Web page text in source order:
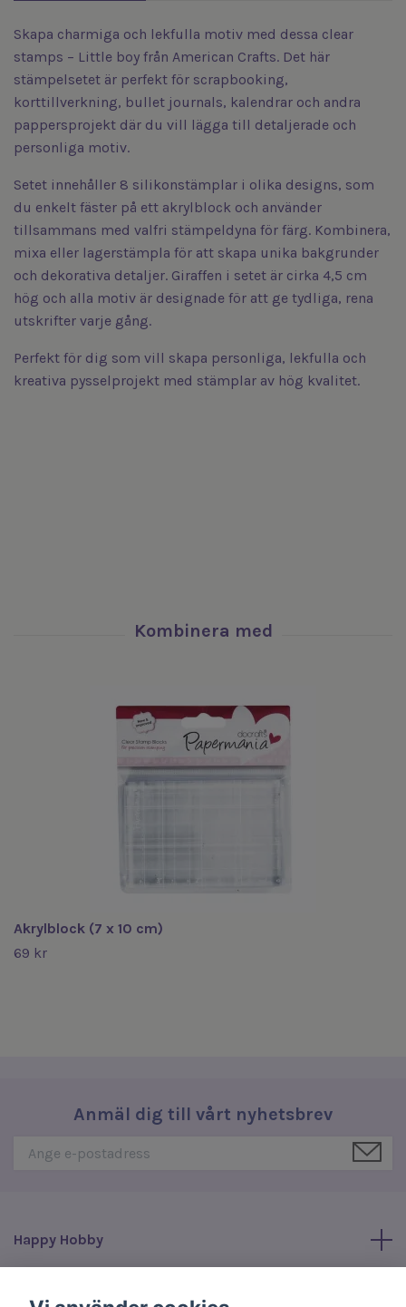
Skapa charmiga och lekfulla motiv med dessa clear
stamps – Little boy från American Crafts. Det här
stämpelsetet är perfekt för scrapbooking,
korttillverkning, bullet journals, kalendrar och andra
pappersprojekt där du vill lägga till detaljerade och
personliga motiv.
Setet innehåller 8 silikonstämplar i olika designs, som
du enkelt fäster på ett akrylblock och använder
tillsammans med valfri stämpeldyna för färg. Kombinera,
mixa eller lagerstämpla för att skapa unika bakgrunder
och dekorativa detaljer. Giraffen i setet är cirka 4,5 cm
hög och alla motiv är designade för att ge tydliga, rena
utskrifter varje gång.
Perfekt för dig som vill skapa personliga, lekfulla och
kreativa pysselprojekt med stämplar av hög kvalitet.
Akrylblock (7 x 10 cm)
69 kr
Anmäl dig till vårt nyhetsbrev
Happy Hobby